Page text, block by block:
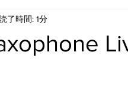
了時間: 1分